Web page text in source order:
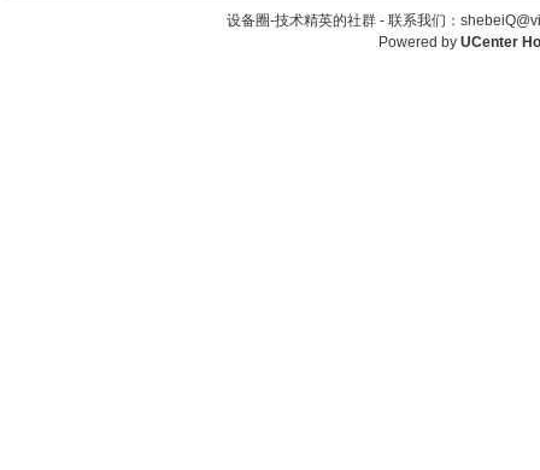
设备圈-技术精英的社群 - 联系我们：
Powered by UCenter